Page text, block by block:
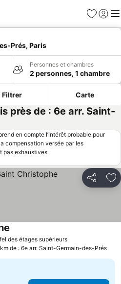
Favoris
Se
Prés, Paris
Personnes et chambres
2 personnes, 1 chambre
Filtrer Carte
près de : 6e arr. Saint-
en compte l’intérêt probable pour
compensation versée par les
pas exhaustives.
Partager
des étages supérieurs
km de : 6e arr. Saint-Germain-des-Prés